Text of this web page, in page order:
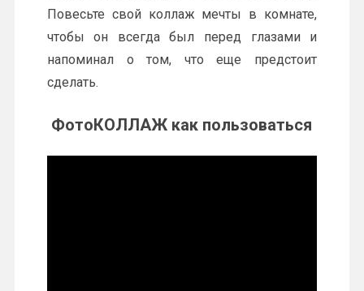
Повесьте свой коллаж мечты в комнате,
чтобы он всегда был перед глазами и
напоминал о том, что еще предстоит
сделать.
ФотоКОЛЛАЖ как пользоваться